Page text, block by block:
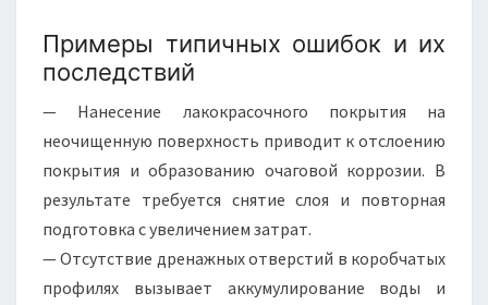
Примеры типичных ошибок и их
последствий
— Нанесение лакокрасочного покрытия на
неочищенную поверхность приводит к отслоению
покрытия и образованию очаговой коррозии. В
результате требуется снятие слоя и повторная
подготовка с увеличением затрат.
— Отсутствие дренажных отверстий в коробчатых
профилях вызывает аккумулирование воды и